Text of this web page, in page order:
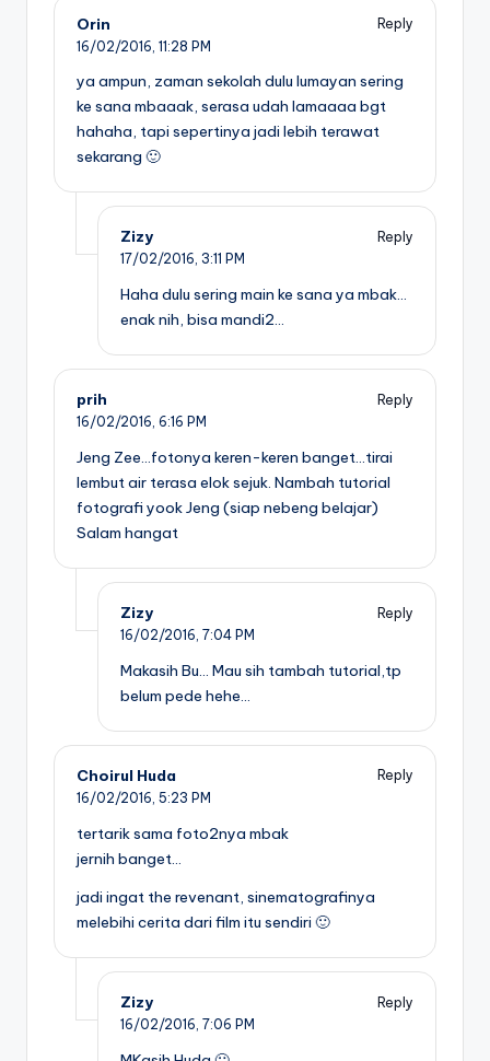
Orin
Reply
16/02/2016, 11:28 PM
ya ampun, zaman sekolah dulu lumayan sering
ke sana mbaaak, serasa udah lamaaaa bgt
hahaha, tapi sepertinya jadi lebih terawat
sekarang 🙂
Zizy
Reply
17/02/2016, 3:11 PM
Haha dulu sering main ke sana ya mbak…
enak nih, bisa mandi2…
prih
Reply
16/02/2016, 6:16 PM
Jeng Zee…fotonya keren-keren banget…tirai
lembut air terasa elok sejuk. Nambah tutorial
fotografi yook Jeng (siap nebeng belajar)
Salam hangat
Zizy
Reply
16/02/2016, 7:04 PM
Makasih Bu… Mau sih tambah tutorial,tp
belum pede hehe…
Choirul Huda
Reply
16/02/2016, 5:23 PM
tertarik sama foto2nya mbak
jernih banget…
jadi ingat the revenant, sinematografinya
melebihi cerita dari film itu sendiri 🙂
Zizy
Reply
16/02/2016, 7:06 PM